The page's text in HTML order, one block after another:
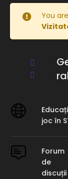
You
joc în
URL
Forum
de
discuții